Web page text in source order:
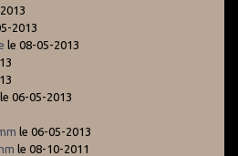
2013
le 08-05-2013
le 06-05-2013
le 06-05-2013
le 08-10-2011